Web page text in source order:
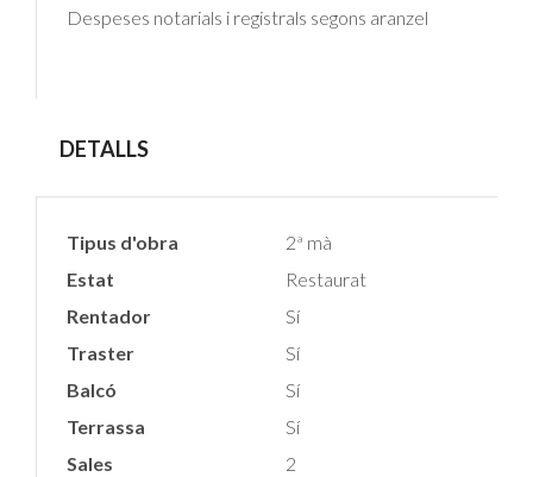
Despeses notarials i registrals segons aranzel
DETALLS
Tipus d'obra
2ª mà
Estat
Restaurat
Rentador
Sí
Traster
Sí
Balcó
Sí
Terrassa
Sí
Sales
2